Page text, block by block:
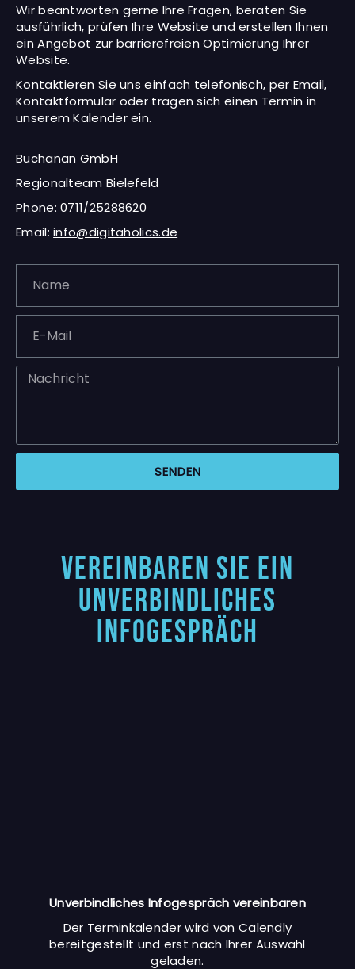
Wir beantworten gerne Ihre Fragen, beraten Sie
ausführlich, prüfen Ihre Website und erstellen Ihnen
ein Angebot zur barrierefreien Optimierung Ihrer
Website.
Kontaktieren Sie uns einfach telefonisch, per Email,
Kontaktformular oder tragen sich einen Termin in
unserem Kalender ein.
Buchanan GmbH
Regionalteam Bielefeld
Phone:0711/25288620
Email:info@digitaholics.de
SENDEN
Vereinbaren Sie ein
unverbindliches
Infogespräch
Unverbindliches Infogespräch vereinbaren
Der Terminkalender wird von Calendly
bereitgestellt und erst nach Ihrer Auswahl
geladen.